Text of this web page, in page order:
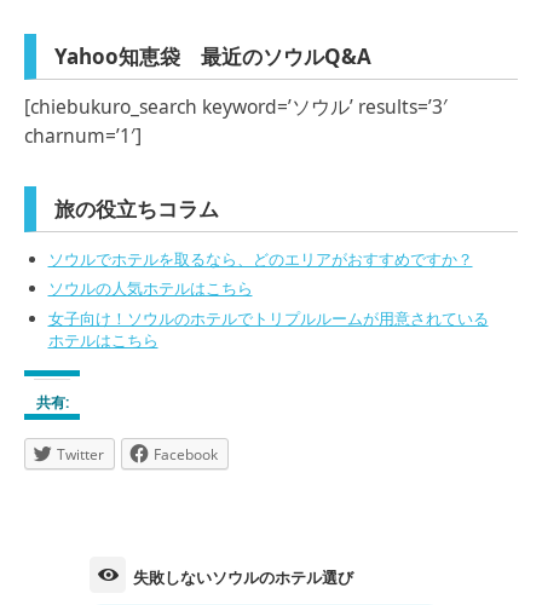
Yahoo知恵袋 最近のソウルQ&A
[chiebukuro_search keyword=’ソウル’ results=’3′
charnum=’1′]
旅の役立ちコラム
ソウルでホテルを取るなら、どのエリアがおすすめですか？
ソウルの人気ホテルはこちら
女子向け！ソウルのホテルでトリプルルームが用意されている
ホテルはこちら
共有:
Twitter Facebook
失敗しないソウルのホテル選び